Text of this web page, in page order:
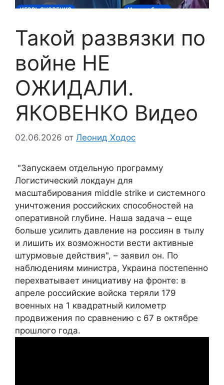
Такой развязки по
войне НЕ
ОЖИДАЛИ.
ЯКОВЕНКО Видео
02.06.2026 от Леонид Ходос
"Запускаем отдельную программу
Логистический локдаун для
масштабирования middle strike и системного
уничтожения российских способностей на
оперативной глубине. Наша задача – еще
больше усилить давление на россиян в тылу
и лишить их возможности вести активные
штурмовые действия", – заявил он. По
наблюдениям министра, Украина постепенно
перехватывает инициативу на фронте: в
апреле российские войска теряли 179
военных на 1 квадратный километр
продвижения по сравнению с 67 в октябре
прошлого года.